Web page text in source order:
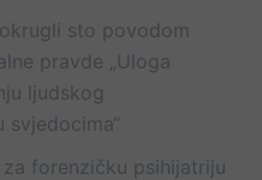
sto povodom
pravde „Uloga
ljudskog
forenzičku psihijatriju